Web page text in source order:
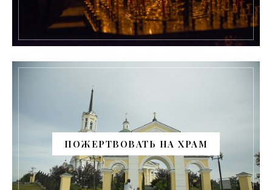
ПОЖЕРТВОВАТЬ НА ХРАМ